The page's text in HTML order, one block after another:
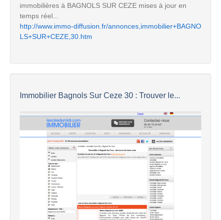
immobilières à BAGNOLS SUR CEZE mises à jour en
temps réel...
http://www.immo-diffusion.fr/annonces,immobilier+BAGNO
LS+SUR+CEZE,30.htm
Immobilier Bagnols Sur Ceze 30 : Trouver le...